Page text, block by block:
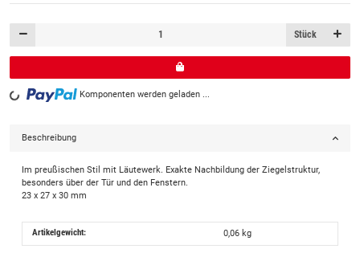
Stück
Loading... Komponenten werden geladen ...
Beschreibung
Im preußischen Stil mit Läutewerk. Exakte Nachbildung der Ziegelstruktur,
besonders über der Tür und den Fenstern.
23 x 27 x 30 mm
Artikelgewicht: 0,06 kg